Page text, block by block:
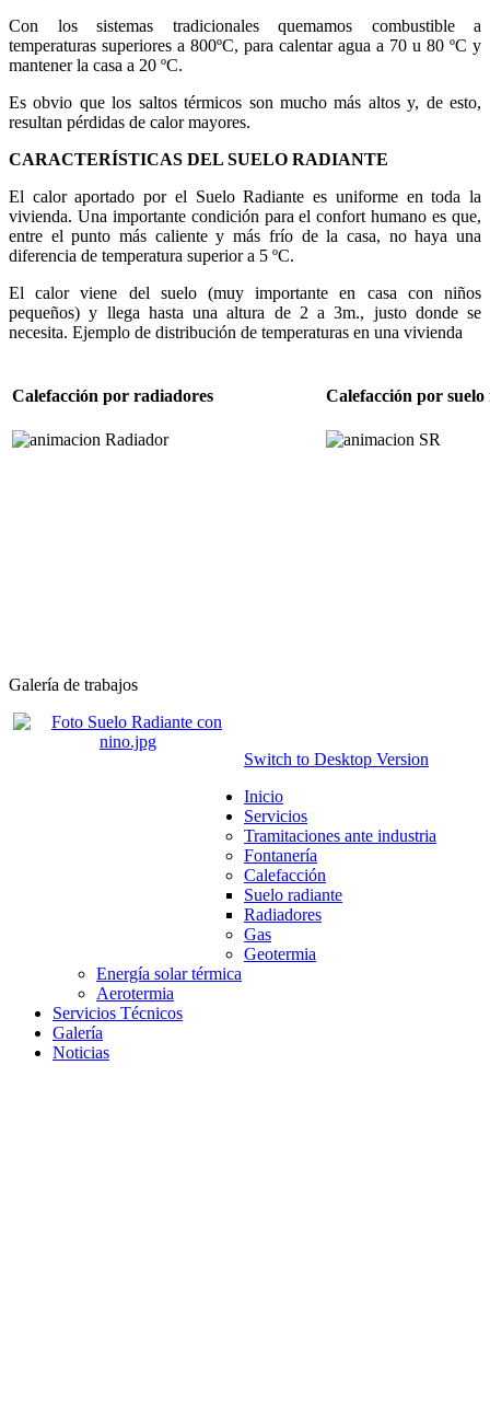
Con los sistemas tradicionales quemamos combustible a
temperaturas superiores a 800ºC, para calentar agua a 70 u 80 ºC y
mantener la casa a 20 ºC.
Es obvio que los saltos térmicos son mucho más altos y, de esto,
resultan pérdidas de calor mayores.
CARACTERÍSTICAS DEL SUELO RADIANTE
El calor aportado por el Suelo Radiante es uniforme en toda la
vivienda. Una importante condición para el confort humano es que,
entre el punto más caliente y más frío de la casa, no haya una
diferencia de temperatura superior a 5 ºC.
El calor viene del suelo (muy importante en casa con niños
pequeños) y llega hasta una altura de 2 a 3m., justo donde se
necesita. Ejemplo de distribución de temperaturas en una vivienda
Calefacción por radiadores Calefacción por
Galería de trabajos
Switch to Desktop Version
Inicio
Servicios
Tramitaciones ante industria
Fontanería
Calefacción
Suelo radiante
Radiadores
Gas
Geotermia
Energía solar térmica
Aerotermia
Servicios Técnicos
Galería
Noticias